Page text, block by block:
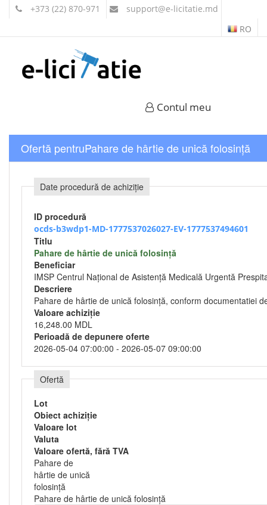
+373 (22) 870-971 support@e-licitatie.md
RO
Contul meu
Ofertă pentruPahare de hârtie de unică folosință
Date procedură de achiziție
ID procedură
ocds-b3wdp1-MD-1777537026027-EV-1777537494601
Titlu
Pahare de hârtie de unică folosință
Beneficiar
IMSP Centrul Național de Asistență Medicală Urgentă
Descriere
Pahare de hârtie de unică folosință, conform documentatiei
Valoare achiziție
16,248.00 MDL
Perioadă de depunere oferte
2026-05-04 07:00:00 - 2026-05-07 09:00:00
Ofertă
Lot
Obiect achiziție
Valoare lot
Valuta
Valoare ofertă, fără TVA
Pahare de
hârtie de unică
folosință
Pahare de hârtie de unică folosință